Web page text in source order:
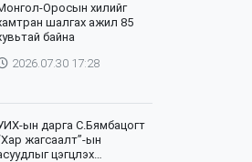
Оросын хилийг
шалгах ажил 85
байна
2026.07.30 17:28
ын дарга С.Бямбацогт
жагсаалт”-ын
цэгцлэх